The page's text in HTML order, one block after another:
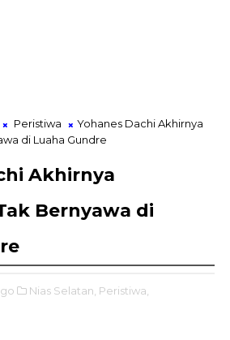
Peristiwa
Yohanes Dachi Akhirnya
di Luaha Gundre
Akhirnya
Bernyawa di
Nias Selatan, Peristiwa,